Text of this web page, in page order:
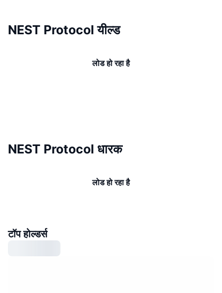
NEST Protocol यील्ड
लोड हो रहा है
NEST Protocol धारक
लोड हो रहा है
टॉप होल्डर्स